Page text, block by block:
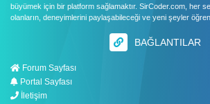
büyümek için bir platform sağlamaktır. SirCoder.com, her
olanların, deneyimlerini paylaşabileceği ve yeni şeyler
BAĞLANTILAR
Forum Sayfası
Portal Sayfası
İletişim